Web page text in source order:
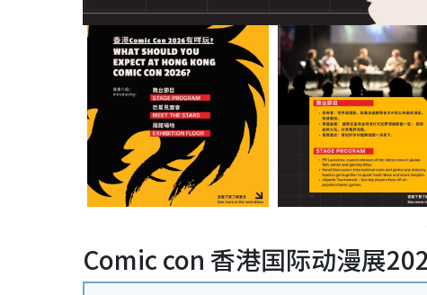
Comic con 香港国际动漫展